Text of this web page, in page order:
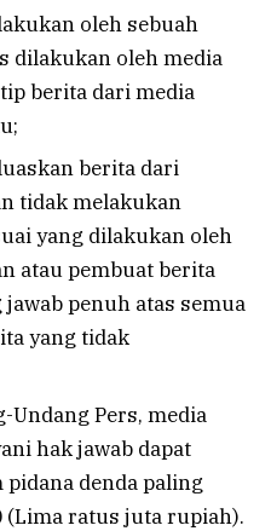
oleh sebuah
dilakukan oleh media
berita dari media
berita dari
tidak melakukan
yang dilakukan oleh
atau pembuat berita
penuh atas semua
yang tidak
Undang Pers, media
hak jawab dapat
denda paling
(Lima ratus juta rupiah).